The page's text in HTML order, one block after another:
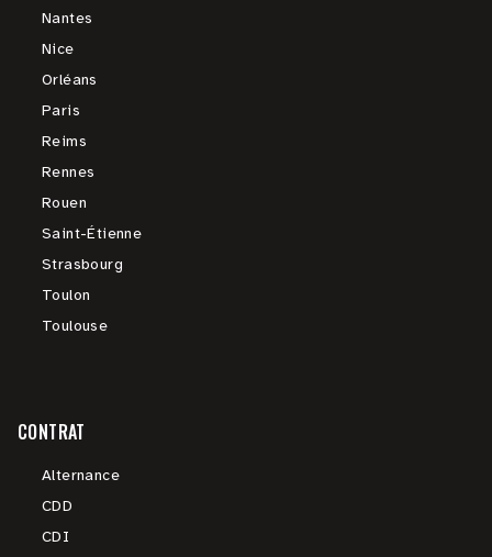
Nantes
Nice
Orléans
Paris
Reims
Rennes
Rouen
Saint-Étienne
Strasbourg
Toulon
Toulouse
CONTRAT
Alternance
CDD
CDI